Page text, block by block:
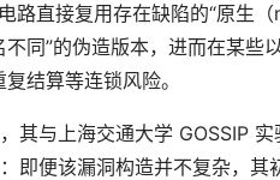
路直接复用存在缺陷的“原生
不同”的伪造版本，进而在某
结算等连锁风险。
其与上海交通大学 GOSSIP
即便该漏洞构造并不复杂，